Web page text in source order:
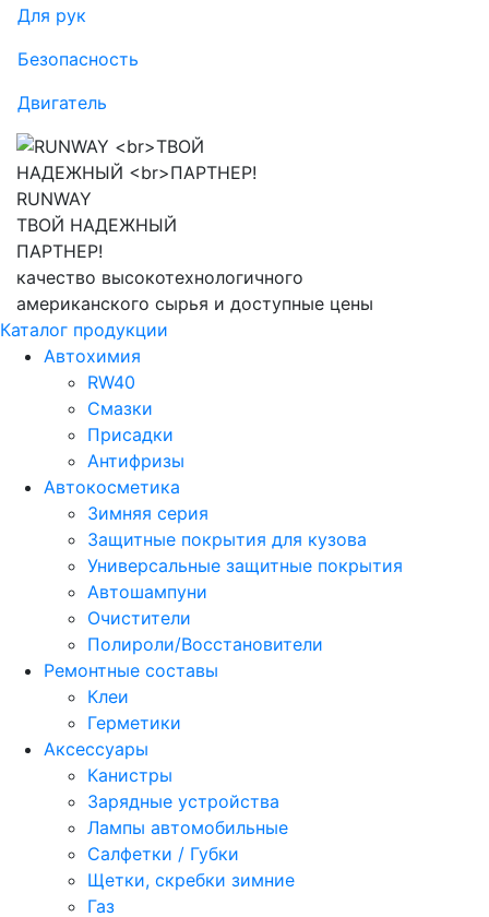
Для рук
Безопасность
Двигатель
RUNWAY
ТВОЙ НАДЕЖНЫЙ
ПАРТНЕР!
качество высокотехнологичного
американского сырья и доступные цены
Каталог продукции
Автохимия
RW40
Смазки
Присадки
Антифризы
Автокосметика
Зимняя серия
Защитные покрытия для кузова
Универсальные защитные покрытия
Автошампуни
Очистители
Полироли/Восстановители
Ремонтные составы
Клеи
Герметики
Аксессуары
Канистры
Зарядные устройства
Лампы автомобильные
Салфетки / Губки
Щетки, скребки зимние
Газ